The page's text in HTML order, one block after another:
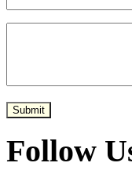
Submit
Follow